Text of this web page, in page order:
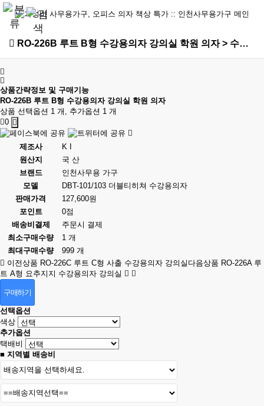
RO-226B 루트 B형 수강용의자 강의실 학원 의자 > 수강용의자
상품간략정보 및 구매기능
RO-226B 루트 B형 수강용의자 강의실 학원 의자
상품 선택옵션 1 개, 추가옵션 1 개
0
제조사
K I
원산지
국 산
브랜드
인천사무용 가구
모델
DBT-101/103 더블티히쳐 수강용의자
판매가격
127,600원
포인트
0점
배송비결제
주문시 결제
최소구매수량
1 개
최대구매수량
999 개
이전상품 RO-226C 루트 C형 사출 수강용의자 강의실 다음상품 RO-226A 루
트 A형 요추지지 수강용의자 강의실
구매하기
선택옵션
색상
추가옵션
택배비
■ 지역별 배송비